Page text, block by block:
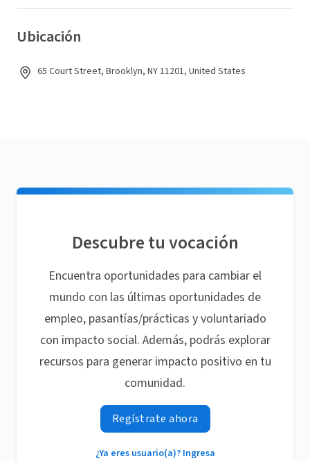
Ubicación
65 Court Street, Brooklyn, NY 11201, United States
Descubre tu vocación
Encuentra oportunidades para cambiar el
mundo con las últimas oportunidades de
empleo, pasantías/prácticas y voluntariado
con impacto social. Además, podrás explorar
recursos para generar impacto positivo en tu
comunidad.
Regístrate ahora
¿Ya eres usuario(a)? Ingresa